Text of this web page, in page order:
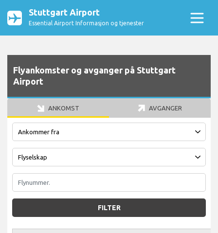
Stuttgart Airport
Essential Airport Informasjon og tjenester
Flyankomster og avganger på Stuttgart
Airport
ANKOMST AVGANGER
FILTER